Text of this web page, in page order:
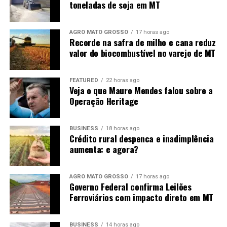
RELATED TOPICS:
UP NEXT
Resultados das pesquisas do CTECNO Parecis da 2ª
safra 24/25 destacam produtividade e manejo
sustentável
DON'T MISS
Ituí-bico-de-tamanduá: mulheres pescam peixe de
espécie exótica da Amazônia em rio de MT
sustentável, o
crescimento das cidades
seria restringido”,
ressaltou.
Oficializado após a emancipação, o Sindicato Rural
representa um setor que cresceu junto com Boa
Esperança do Norte. Para o presidente da entidade,
Paulinho Fontão
resultado da forma como a agricultura foi conduzida ao
longo das últimas décadas.
“Hoje o produtor entende
que cuidar do solo é
garantir o futuro da
toneladas de soja em MT
AGRO MATO GROSSO 17 horas ago
Recorde na safra de milho e cana reduz
valor do biocombustível no varejo de MT
FEATURED 22 horas ago
Veja o que Mauro Mendes falou sobre a
Operação Heritage
BUSINESS 18 horas ago
Crédito rural despenca e inadimplência
aumenta: e agora?
AGRO MATO GROSSO 17 horas ago
Governo Federal confirma Leilões
Ferroviários com impacto direto em MT
BUSINESS 14 horas ago